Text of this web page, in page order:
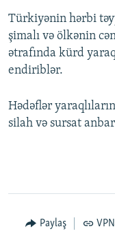
Türkiyənin hərbi
şimalı və ölkənin
ətrafında kürd
endiriblər.
Hədəflər
silah və sursat
Paylaş